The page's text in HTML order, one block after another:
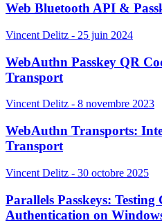
Web Bluetooth API &
Vincent Delitz - 25 juin 2024
WebAuthn Passkey QR
Transport
Vincent Delitz - 8 novembre 2023
WebAuthn Transports:
Transport
Vincent Delitz - 30 octobre 2025
Parallels Passkeys: Testing
Authentication on